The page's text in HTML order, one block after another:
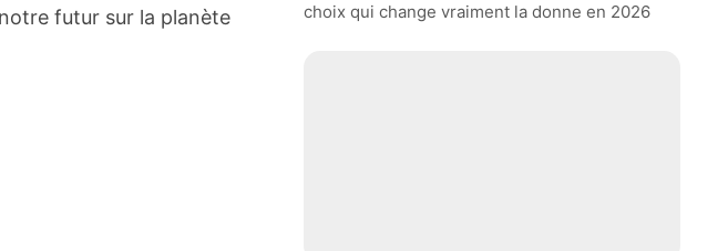
futur sur la planète
choix qui change vraiment la donne en 2026